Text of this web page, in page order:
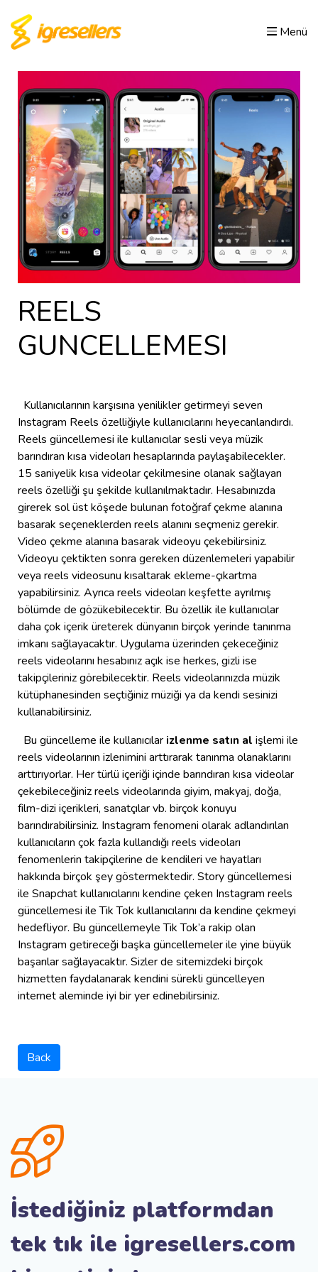
Menü
REELS
GUNCELLEMESI
Kullanıcılarının karşısına yenilikler getirmeyi seven
Instagram Reels özelliğiyle kullanıcılarını heyecanlandırdı.
Reels güncellemesi ile kullanıcılar sesli veya müzik
barındıran kısa videoları hesaplarında paylaşabilecekler.
15 saniyelik kısa videolar çekilmesine olanak sağlayan
reels özelliği şu şekilde kullanılmaktadır. Hesabınızda
girerek sol üst köşede bulunan fotoğraf çekme alanına
basarak seçeneklerden reels alanını seçmeniz gerekir.
Video çekme alanına basarak videoyu çekebilirsiniz.
Videoyu çektikten sonra gereken düzenlemeleri yapabilir
veya reels videosunu kısaltarak ekleme-çıkartma
yapabilirsiniz. Ayrıca reels videoları keşfette ayrılmış
bölümde de gözükebilecektir. Bu özellik ile kullanıcılar
daha çok içerik üreterek dünyanın birçok yerinde tanınma
imkanı sağlayacaktır. Uygulama üzerinden çekeceğiniz
reels videolarını hesabınız açık ise herkes, gizli ise
takipçileriniz görebilecektir. Reels videolarınızda müzik
kütüphanesinden seçtiğiniz müziği ya da kendi sesinizi
kullanabilirsiniz.
Bu güncelleme ile kullanıcılar izlenme satın al işlemi ile
reels videolarının izlenimini arttırarak tanınma olanaklarını
arttırıyorlar. Her türlü içeriği içinde barındıran kısa videolar
çekebileceğiniz reels videolarında giyim, makyaj, doğa,
film-dizi içerikleri, sanatçılar vb. birçok konuyu
barındırabilirsiniz. Instagram fenomeni olarak adlandırılan
kullanıcıların çok fazla kullandığı reels videoları
fenomenlerin takipçilerine de kendileri ve hayatları
hakkında birçok şey göstermektedir. Story güncellemesi
ile Snapchat kullanıcılarını kendine çeken Instagram reels
güncellemesi ile Tik Tok kullanıcılarını da kendine çekmeyi
hedefliyor. Bu güncellemeyle Tik Tok’a rakip olan
Instagram getireceği başka güncellemeler ile yine büyük
başarılar sağlayacaktır. Sizler de sitemizdeki birçok
hizmetten faydalanarak kendini sürekli güncelleyen
internet aleminde iyi bir yer edinebilirsiniz.
Back
İstediğiniz platformdan
tek tık ile igresellers.com